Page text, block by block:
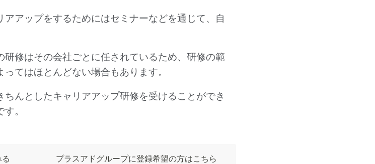
アップをするためにはセミナーなどを通じて、自
修はその会社ごとに任されているため、研修の範
てはほとんどない場合もあります。
んとしたキャリアアップ研修を受けることができ
。
プラスアドグループに登録希望の方はこちら